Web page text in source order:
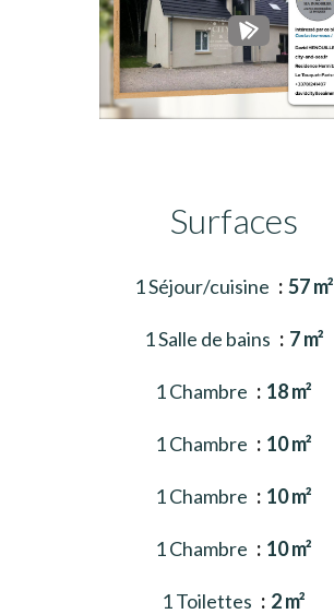
Surfaces
1 Séjour/cuisine 57 m²
1 Salle de bains 7 m²
1 Chambre 18 m²
1 Chambre 10 m²
1 Chambre 10 m²
1 Chambre 10 m²
1 Toilettes 2 m²